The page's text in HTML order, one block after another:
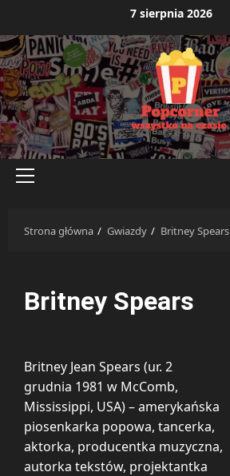
treści
7 sierpnia 2026
Menu
Strona główna Gwiazdy Britney Spears
Britney Spears
Britney Jean Spears (ur. 2
grudnia 1981 w McComb,
Mississippi, USA) – amerykańska
piosenkarka popowa, tancerka,
aktorka, producentka muzyczna,
autorka tekstów, projektantka